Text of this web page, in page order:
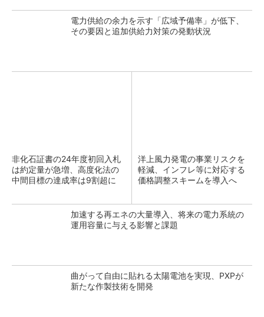
電力供給の余力を示す「広域予備率」が低下、
その要因と追加供給力対策の発動状況
非化石証書の24年度初回入札
は約定量が急増、高度化法の
中間目標の達成率は9割超に
洋上風力発電の事業リスクを
軽減、インフレ等に対応する
価格調整スキームを導入へ
加速する再エネの大量導入、将来の電力系統の
運用容量に与える影響と課題
曲がって自由に貼れる太陽電池を実現、PXPが
新たな作製技術を開発